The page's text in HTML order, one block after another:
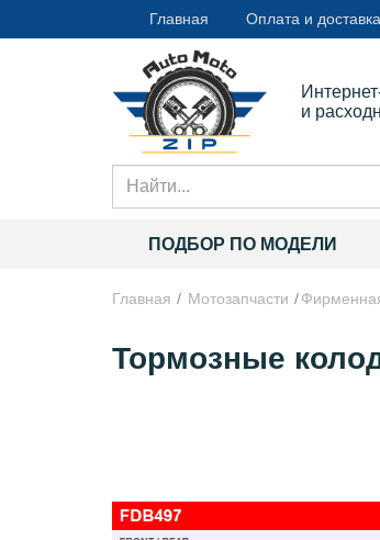
Главная Оплата и доставка
и
ПОДБОР ПО МОДЕЛИ
Главная Мотозапчасти
Тормозные